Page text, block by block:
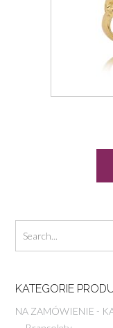
KATEGORIE
NA ZAMÓWIENIE -